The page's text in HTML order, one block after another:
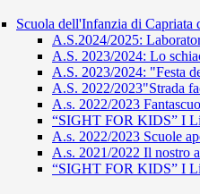
Scuola dell'Infanzia di Capriata
A.S.2024/2025:
A.S. 2023/2024: Lo
A.S. 2023/2024: "Festa
A.S. 2022/2023"Strada
A.s. 2022/2023
“SIGHT FOR KIDS” I
A.s. 2022/2023 Scuole
A.s. 2021/2022 Il nostro
“SIGHT FOR KIDS” I